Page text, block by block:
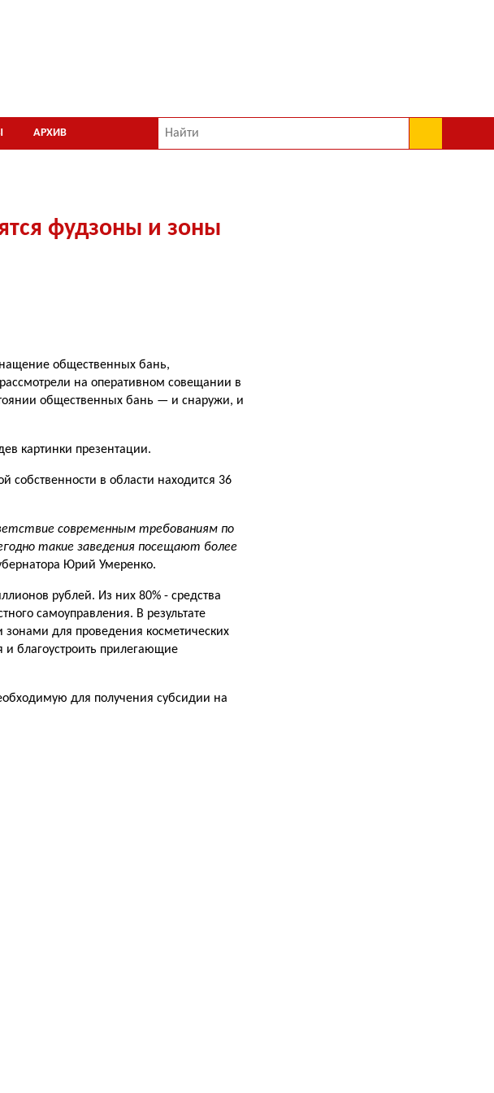
АРХИВ
фудзоны и зоны
общественных бань,
на оперативном совещании в
общественных бань — и снаружи, и
картинки презентации.
собственности в области находится 36
современным требованиям по
такие заведения посещают более
Юрий Умеренко.
рублей. Из них 80% - средства
самоуправления. В результате
для проведения косметических
и благоустроить прилегающие
для получения субсидии на